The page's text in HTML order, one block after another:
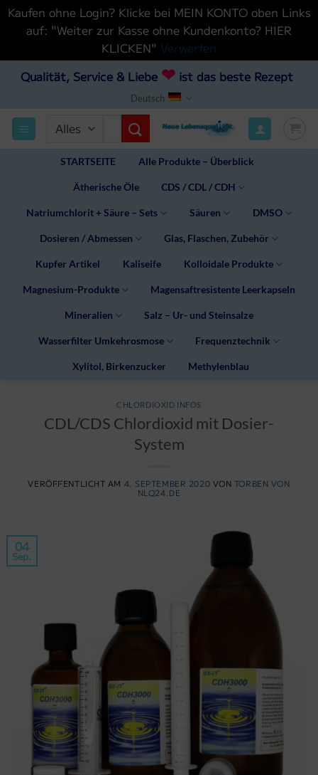
Kaufen ohne Login? Klicke bei MEIN KONTO oben Links
auf: "Weiter zur Kasse ohne Kundenkonto? HIER
KLICKEN" Verwerfen
Inhalt
Qualität, Service & Liebe ❤ist das beste Rezept
Deutsch
Suchen
STARTSEITE Alle Produkte – Überblick
Ätherische Öle CDS / CDL / CDH
Natriumchlorit + Säure – Sets Säuren DMSO
Dosieren / Abmessen Glas, Flaschen, Zubehör
Kupfer Artikel Kaliseife Kolloidale Produkte
Magnesium-Produkte Magensaftresistente Leerkapseln
Mineralien Salz – Ur- und Steinsalze
Wasserfilter Umkehrosmose Frequenztechnik
Xylitol, Birkenzucker Methylenblau
CHLORDIOXID INFOS
CDL/CDS Chlordioxid mit Dosier-
System
VERÖFFENTLICHT AM 4. SEPTEMBER 2020 VON TORBEN VON
NLQ24.DE
04
Sep.